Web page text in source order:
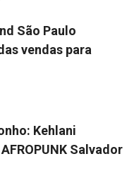
São Paulo
vendas para
Kehlani
Salvador